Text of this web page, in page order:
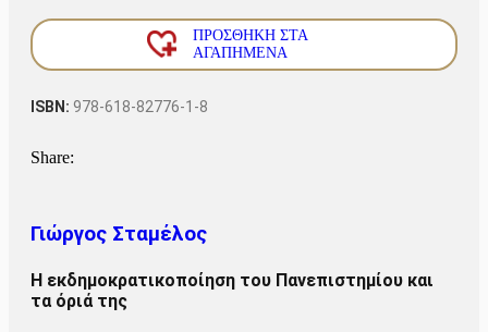
ΠΡΟΣΘΉΚΗ ΣΤΑ
ΑΓΑΠΗΜΈΝΑ
ISBN: 978-618-82776-1-8
Share:
Γιώργος Σταμέλος
Η εκδημοκρατικοποίηση του Πανεπιστημίου και
τα όριά της